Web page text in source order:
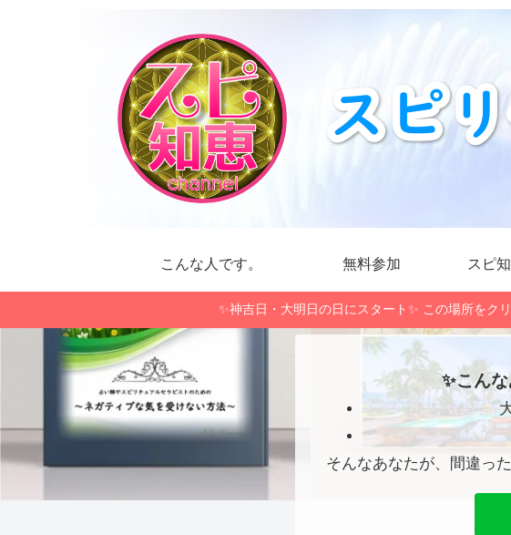
こんな人です。 無料参加 スピ
✨神吉日・大明日の日にスタート✨ この場所をク
✨こん
そんなあなたが、間違っ